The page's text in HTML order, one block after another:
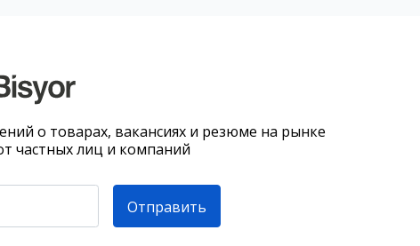
о товарах, вакансиях и резюме на рынке
частных лиц и компаний
Отправить